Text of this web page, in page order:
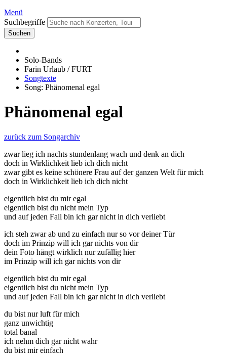
Menü
Suchbegriffe
Suchen
Solo-Bands
Farin Urlaub / FURT
Songtexte
Song: Phänomenal egal
Phänomenal egal
zurück zum Songarchiv
zwar lieg ich nachts stundenlang wach und denk an dich
doch in Wirklichkeit lieb ich dich nicht
zwar gibt es keine schönere Frau auf der ganzen Welt für mich
doch in Wirklichkeit lieb ich dich nicht
eigentlich bist du mir egal
eigentlich bist du nicht mein Typ
und auf jeden Fall bin ich gar nicht in dich verliebt
ich steh zwar ab und zu einfach nur so vor deiner Tür
doch im Prinzip will ich gar nichts von dir
dein Foto hängt wirklich nur zufällig hier
im Prinzip will ich gar nichts von dir
eigentlich bist du mir egal
eigentlich bist du nicht mein Typ
und auf jeden Fall bin ich gar nicht in dich verliebt
du bist nur luft für mich
ganz unwichtig
total banal
ich nehm dich gar nicht wahr
du bist mir einfach